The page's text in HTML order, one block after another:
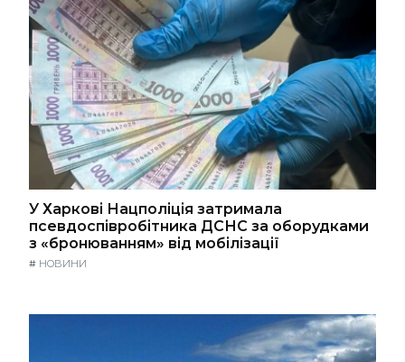
У Харкові Нацполіція затримала
псевдоспівробітника ДСНС за оборудками
з «бронюванням» від мобілізації
# НОВИНИ